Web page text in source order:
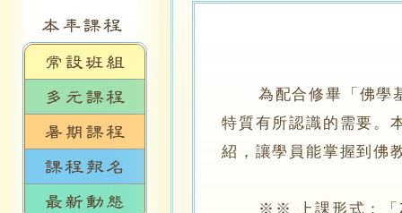
為配合修畢「佛學基
特質有所認識的需要。
紹，讓學員能掌握到佛
※※ 上課形式：「